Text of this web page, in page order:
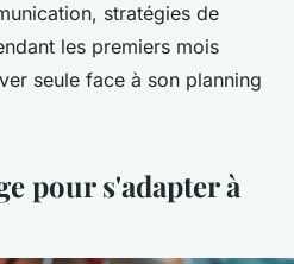
stratégies de
les premiers mois
seule face à son planning
pour s'adapter à